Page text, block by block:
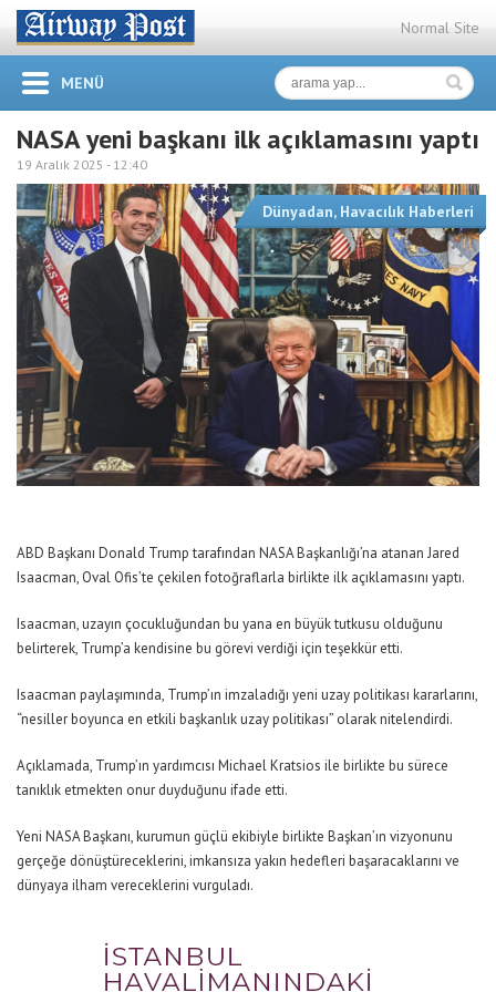
Normal Site
MENÜ
NASA yeni başkanı ilk açıklamasını yaptı
19 Aralık 2025 - 12:40
Dünyadan, Havacılık Haberleri
ABD Başkanı Donald Trump tarafından NASA Başkanlığı’na atanan Jared
Isaacman, Oval Ofis’te çekilen fotoğraflarla birlikte ilk açıklamasını yaptı.
Isaacman, uzayın çocukluğundan bu yana en büyük tutkusu olduğunu
belirterek, Trump’a kendisine bu görevi verdiği için teşekkür etti.
Isaacman paylaşımında, Trump’ın imzaladığı yeni uzay politikası kararlarını,
“nesiller boyunca en etkili başkanlık uzay politikası” olarak nitelendirdi.
Açıklamada, Trump’ın yardımcısı Michael Kratsios ile birlikte bu sürece
tanıklık etmekten onur duyduğunu ifade etti.
Yeni NASA Başkanı, kurumun güçlü ekibiyle birlikte Başkan’ın vizyonunu
gerçeğe dönüştüreceklerini, imkansıza yakın hedefleri başaracaklarını ve
dünyaya ilham vereceklerini vurguladı.